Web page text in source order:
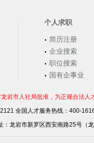
个人求职
简历注册
企业搜索
职位搜索
国有企事业
岩市人社局批准，为正规合法
全国人才服务热线：400-
：龙岩市新罗区西安南路25号（